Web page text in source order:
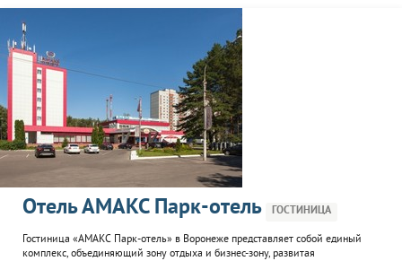
Отель АМАКС Парк-отель ГОСТИНИЦА
Гостиница «АМАКС Парк-отель» в Воронеже представляет собой единый
комплекс, объединяющий зону отдыха и бизнес-зону, развитая